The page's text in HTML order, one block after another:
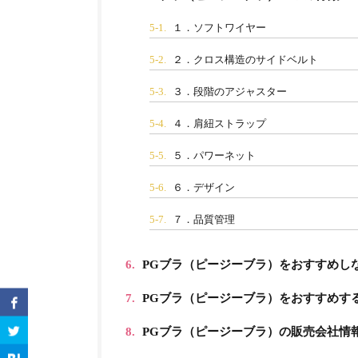
5-1. １．ソフトワイヤー
5-2. ２．クロス構造のサイドベルト
5-3. ３．段階のアジャスター
5-4. ４．肩紐ストラップ
5-5. ５．パワーネット
5-6. ６．デザイン
5-7. ７．品質管理
6. PGブラ（ピージーブラ）をおすすめし
7. PGブラ（ピージーブラ）をおすすめす
8. PGブラ（ピージーブラ）の販売会社情